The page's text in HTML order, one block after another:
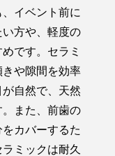
イベント前に
方や、軽度の
です。セラミ
や隙間を効率
自然で、天然
また、前歯の
カバーするた
ミックは耐久